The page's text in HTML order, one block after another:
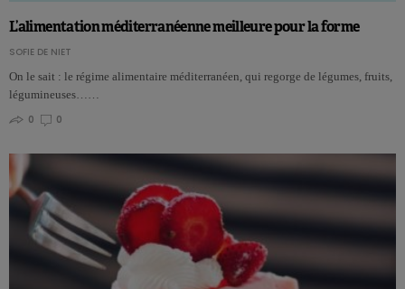
L’alimentation méditerranéenne meilleure pour la forme
SOFIE DE NIET
On le sait : le régime alimentaire méditerranéen, qui regorge de légumes, fruits,
légumineuses……
0
0